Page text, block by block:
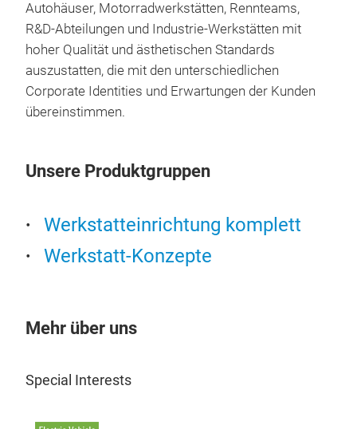
Autohäuser, Motorradwerkstätten, Rennteams,
R&D-Abteilungen und Industrie-Werkstätten mit
hoher Qualität und ästhetischen Standards
auszustatten, die mit den unterschiedlichen
Corporate Identities und Erwartungen der Kunden
übereinstimmen.
Unsere Produktgruppen
Werkstatteinrichtung komplett
Werkstatt-Konzepte
Mehr über uns
Special Interests